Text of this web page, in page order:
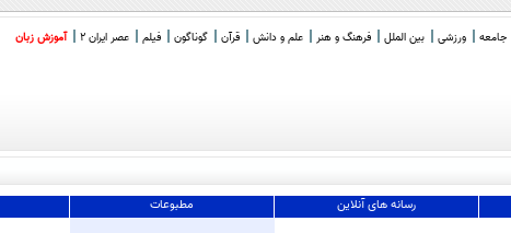
جامعه ورزشی بین الملل فرهنگ و هنر علم و دانش قرآن گوناگون فیلم عصر ایران 2 آموزش زبان
زندانی خواهند شد
رسانه های آنلاین مطبوعات